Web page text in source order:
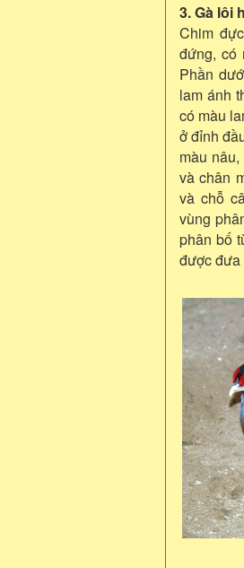
3. Gà lôi
Chim
đứng, có
Phần
lam ánh
có màu
ở đỉnh
màu
và chân
và chỗ
vùng
phân bố
được đưa